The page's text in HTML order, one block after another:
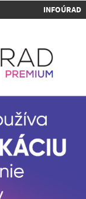
INFOÚRAD